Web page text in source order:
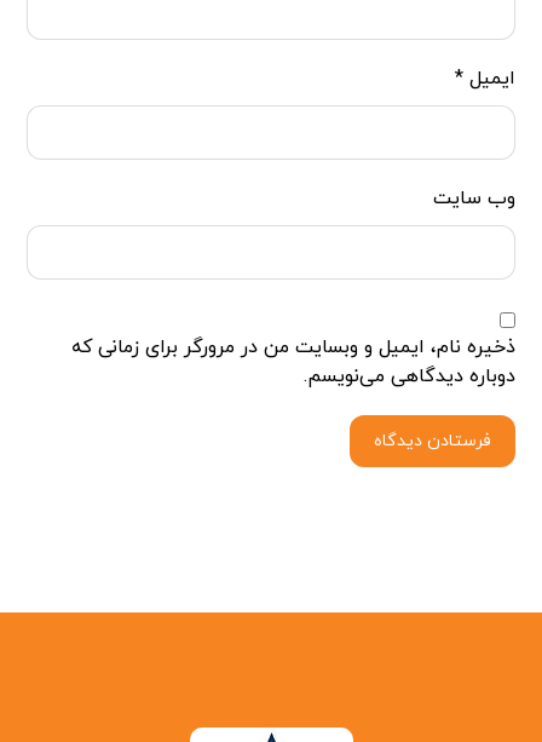
ایمیل*
وب‌ سایت
ذخیره نام، ایمیل و وبسایت من در مرورگر برای زمانی که
دوباره دیدگاهی می‌نویسم.
فرستادن دیدگاه